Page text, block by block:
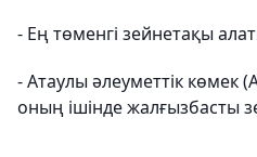
- Ең төменгі зейнетақы
- Атаулы әлеуметтік көмек
оның ішінде жалғызбасты